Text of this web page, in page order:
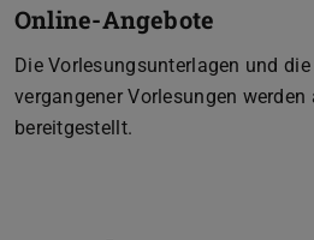
Online-Angebote
Die Vorlesungsunterlagen und
vergangener Vorlesungen
bereitgestellt.